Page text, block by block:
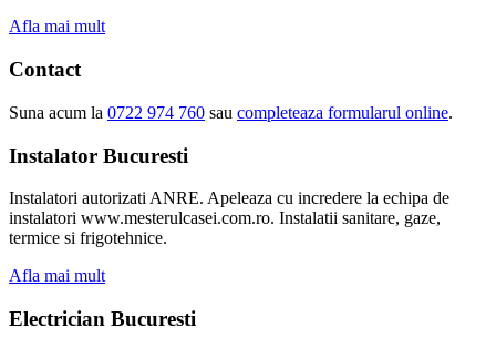
Afla mai mult
Contact
Suna acum la 0722 974 760 sau completeaza formularul online.
Instalator Bucuresti
Instalatori autorizati ANRE. Apeleaza cu incredere la echipa de
instalatori www.mesterulcasei.com.ro. Instalatii sanitare, gaze,
termice si frigotehnice.
Afla mai mult
Electrician Bucuresti